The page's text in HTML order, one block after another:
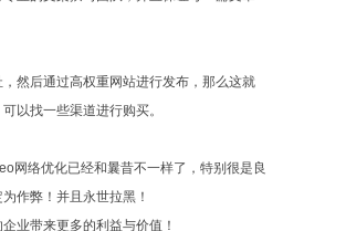
然后通过高权重网站进行发布，那么这就
以找一些渠道进行购买。
网络优化已经和曩昔不一样了，特别很是良
作弊！并且永世拉黑！
业带来更多的利益与价值！